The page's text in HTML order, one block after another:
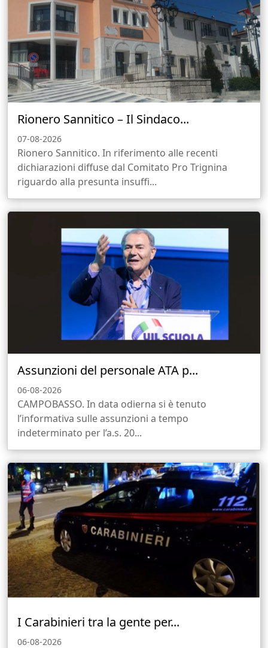
Rionero Sannitico – Il Sindaco...
07-08-2026
Rionero Sannitico. In riferimento alle recenti
dichiarazioni diffuse dal Comitato Pro Trignina
riguardo alla presunta insuffi...
Assunzioni del personale ATA p...
06-08-2026
CAMPOBASSO. In data odierna si è tenuto
l’informativa sulle assunzioni a tempo
indeterminato per l’a.s. 20...
I Carabinieri tra la gente per...
06-08-2026